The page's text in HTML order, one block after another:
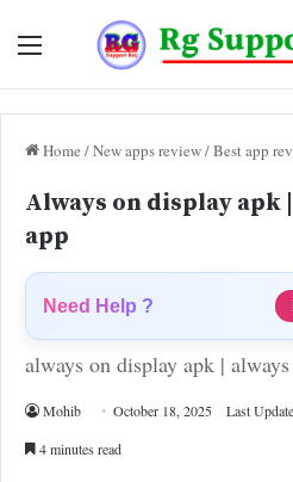
Menu
Home /New apps review/Best app
Always on display apk
app
Need Help ?
always on display apk |
Mohib October 18, 2025
Last
4 minutes read